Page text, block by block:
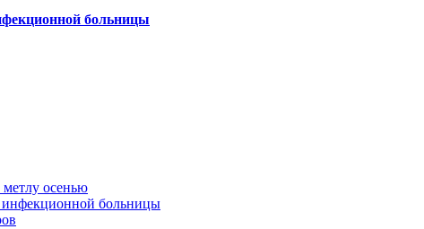
больницы
метлу осенью
инфекционной больницы